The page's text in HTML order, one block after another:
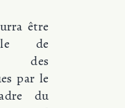
être
de
des
par le
du